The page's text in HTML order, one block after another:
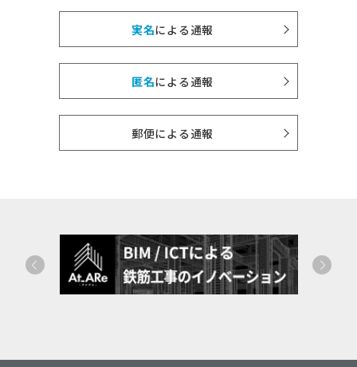
実名による通報
匿名による通報
郵便による通報